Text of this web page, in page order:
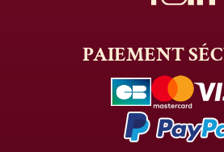
PAIEMENT